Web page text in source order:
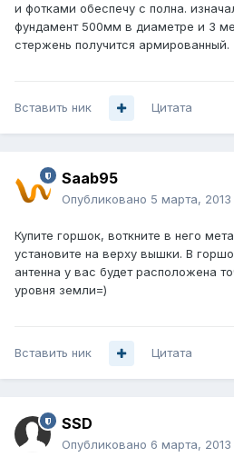
и фотками обеспечу с полна.
фундамент 500мм в диаметре и 3
стержень получится армированный.
Вставить ник Цитата
Saab95
Опубликовано 5 марта, 2013
Купите горшок, воткните в него
установите на верху вышки. В
антенна у вас будет расположена
уровня земли=)
Вставить ник Цитата
SSD
Опубликовано 6 марта, 2013